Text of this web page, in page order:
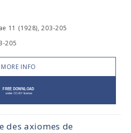
11 (1928), 203-205
205
MORE INFO
des axiomes de